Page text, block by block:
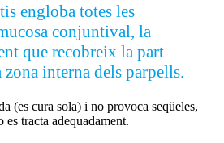
engloba totes les
conjuntival, la
que recobreix la part
interna dels parpells.
(es cura sola) i no provoca seqüeles,
tracta adequadament.